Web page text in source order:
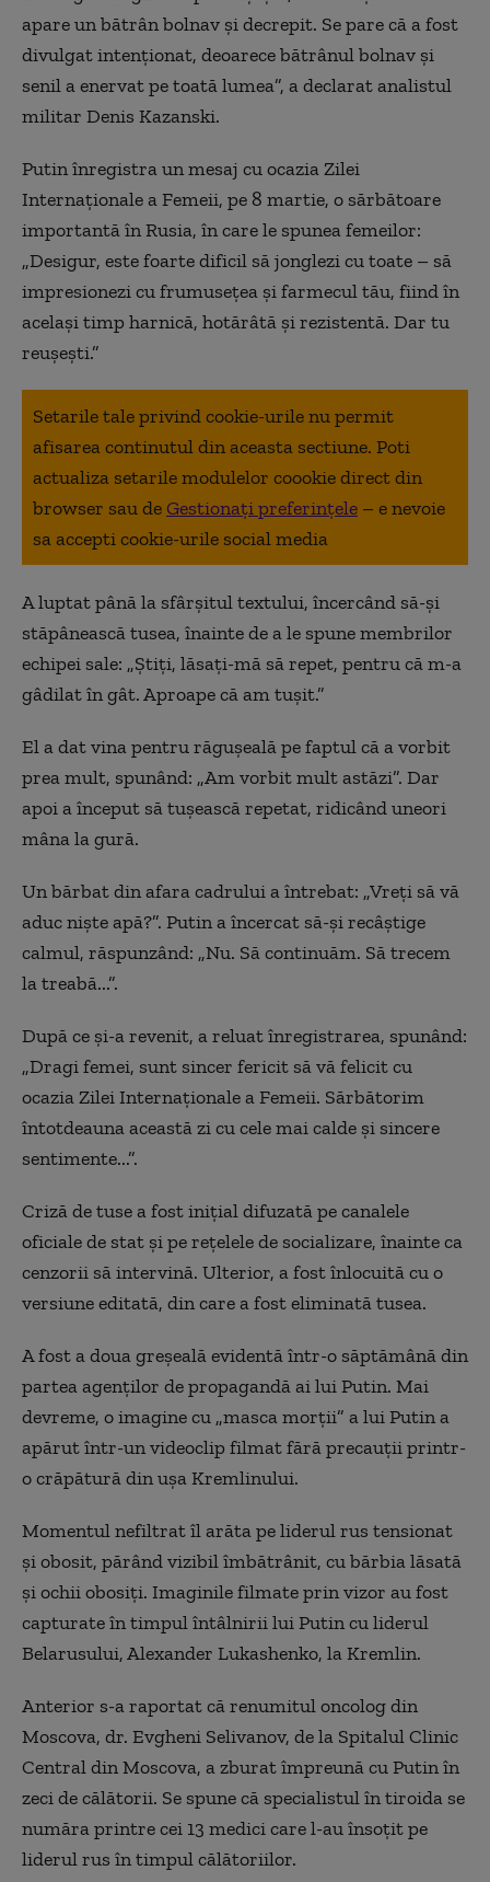
apare un bătrân bolnav şi decrepit. Se pare că a fost
divulgat intenţionat, deoarece bătrânul bolnav şi
senil a enervat pe toată lumea”, a declarat analistul
militar Denis Kazanski.
Putin înregistra un mesaj cu ocazia Zilei
Internaţionale a Femeii, pe 8 martie, o sărbătoare
importantă în Rusia, în care le spunea femeilor:
„Desigur, este foarte dificil să jonglezi cu toate – să
impresionezi cu frumuseţea şi farmecul tău, fiind în
acelaşi timp harnică, hotărâtă şi rezistentă. Dar tu
reuşeşti.”
Setarile tale privind cookie-urile nu permit
afisarea continutul din aceasta sectiune. Poti
actualiza setarile modulelor coookie direct din
browser sau deGestionați preferințele – e nevoie
sa accepti cookie-urile social media
A luptat până la sfârşitul textului, încercând să-şi
stăpânească tusea, înainte de a le spune membrilor
echipei sale: „Ştiţi, lăsaţi-mă să repet, pentru că m-a
gâdilat în gât. Aproape că am tuşit.”
El a dat vina pentru răguşeală pe faptul că a vorbit
prea mult, spunând: „Am vorbit mult astăzi”. Dar
apoi a început să tuşească repetat, ridicând uneori
mâna la gură.
Un bărbat din afara cadrului a întrebat: „Vreţi să vă
aduc nişte apă?”. Putin a încercat să-şi recâştige
calmul, răspunzând: „Nu. Să continuăm. Să trecem
la treabă...”.
După ce şi-a revenit, a reluat înregistrarea, spunând:
„Dragi femei, sunt sincer fericit să vă felicit cu
ocazia Zilei Internaţionale a Femeii. Sărbătorim
întotdeauna această zi cu cele mai calde şi sincere
sentimente...”.
Criză de tuse a fost iniţial difuzată pe canalele
oficiale de stat şi pe reţelele de socializare, înainte ca
cenzorii să intervină. Ulterior, a fost înlocuită cu o
versiune editată, din care a fost eliminată tusea.
A fost a doua greşeală evidentă într-o săptămână din
partea agenţilor de propagandă ai lui Putin. Mai
devreme, o imagine cu „masca morţii” a lui Putin a
apărut într-un videoclip filmat fără precauţii printr-
o crăpătură din uşa Kremlinului.
Momentul nefiltrat îl arăta pe liderul rus tensionat
şi obosit, părând vizibil îmbătrânit, cu bărbia lăsată
şi ochii obosiţi. Imaginile filmate prin vizor au fost
capturate în timpul întâlnirii lui Putin cu liderul
Belarusului, Alexander Lukashenko, la Kremlin.
Anterior s-a raportat că renumitul oncolog din
Moscova, dr. Evgheni Selivanov, de la Spitalul Clinic
Central din Moscova, a zburat împreună cu Putin în
zeci de călătorii. Se spune că specialistul în tiroida se
număra printre cei 13 medici care l-au însoţit pe
liderul rus în timpul călătoriilor.